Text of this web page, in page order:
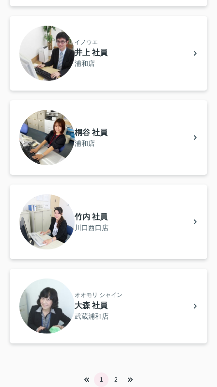
イノウエ
井上 社員
浦和店
桐谷 社員
浦和店
竹内 社員
川口西口店
オオモリ シャイン
大森 社員
武蔵浦和店
1 2